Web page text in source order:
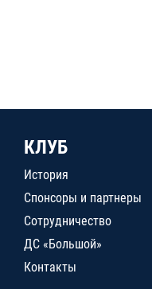
КЛУБ
История
Спонсоры и партнеры
Сотрудничество
ДС «Большой»
Контакты